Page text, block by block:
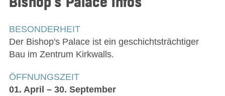
Bishop's Palace Infos
BESONDERHEIT
Der Bishop's Palace ist ein geschichtsträchtiger
Bau im Zentrum Kirkwalls.
ÖFFNUNGSZEIT
01. April – 30. September